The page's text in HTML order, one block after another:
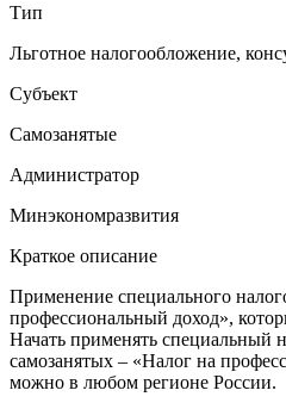
Тип
Льготное налогообложение,
Субъект
Самозанятые
Администратор
Минэкономразвития
Краткое описание
Применение специального
профессиональный доход»,
Начать применять специальный
самозанятых – «Налог на
можно в любом регионе России.